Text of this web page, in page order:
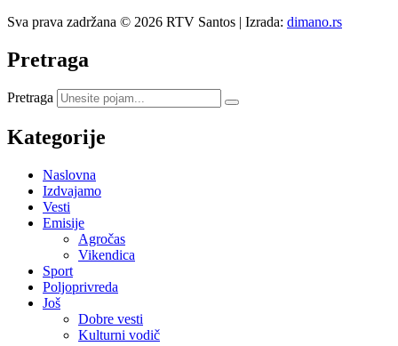
Sva prava zadržana © 2026 RTV Santos | Izrada: dimano.rs
Pretraga
Pretraga
Kategorije
Naslovna
Izdvajamo
Vesti
Emisije
Agročas
Vikendica
Sport
Poljoprivreda
Još
Dobre vesti
Kulturni vodič